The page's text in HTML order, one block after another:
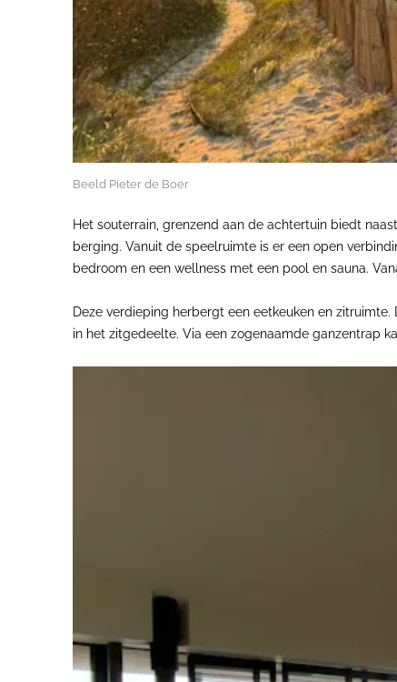
Beeld Pieter de Boer
Het souterrain, grenzend aan de achtertuin biedt
berging. Vanuit de speelruimte is er een open
bedroom en een wellness met een pool en sauna.
Deze verdieping herbergt een eetkeuken en
in het zitgedeelte. Via een zogenaamde ganzentrap